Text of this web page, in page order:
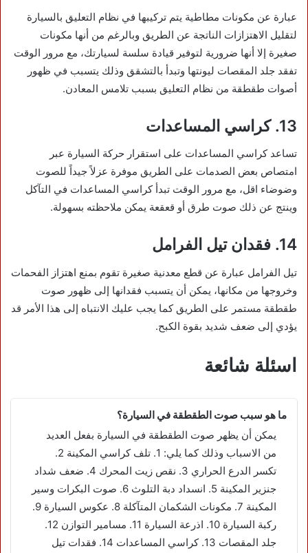
عبارة عن مكونات مطاطية يتم تركيبها في نظام التعليق بالسيارة
لتقليل الاهتزازات الناتجة عن الطريق وبالرغم من أنها مكونات
صغيرة إلا أنها ضرورية لتوفير قيادة سلسة لسيارتك، مع مرور الوقت
تفقد جلد المقصات ليونتها وتبدأ بالتشقق وذلك يتسبب في ظهور
أصوات طقطقة من نظام التعليق بسبب تلامس المعادن.
13. كراسي المساعدات
تساعد كراسي المساعدات على استقرار حركة السيارة عبر
امتصاص بعض الصدمات على الطريق موفرة عزلاً جيداً للصوت
وضوضاء اقل، مع مرور الوقت تبدأ كراسي المساعدات في التآكل
وينتج عن ذلك صوت طرق أو قعقعة يمكن ملاحظته بسهولة.
14. فقدان تيل الفرامل
تيل الفرامل عبارة عن قطع معدنية صغيرة تقوم بمنع اهتزاز الفحمات
وخروجها من مكانها، يمكن أن يتسبب فقدانها إلى ظهور صوت
طقطقة مستمر على الطريق كما يجب عليك الانتباه إلى هذا الأمر قد
يؤدي إلى ضعف شديد بقوة الكبح.
اسئلة شائعة
ما هو سبب صوت الطقطقة في السيارة؟
يمكن أن يظهر صوت الطقطقة في السيارة بفعل العديد
من الاسباب وذلك كما يلي: 1. تلف كراسي المكينة 2.
تكسر الدرع الحراري 3. نقص زيت المحرك 4. ضعف شداد
جنزير المكينة 5. انسداد دبة التلوث 6. صوت البكرات وسير
المكينة 7. مكونات الشكمان المتآكلة 8. عكوس السيارة 9.
ركبة السيارة 10. اذرعة السيارة 11. مسامير التوازن 12.
جلد المقصات 13. كراسي المساعدات 14. فقدات تيل